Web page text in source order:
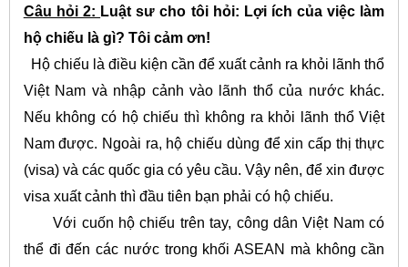
Câu hỏi 2: Luật sư cho tôi hỏi: Lợi ích của việc làm
hộ chiếu là gì? Tôi cảm ơn!
Hộ chiếu là điều kiện cần để xuất cảnh ra khỏi lãnh thổ
Việt Nam và nhập cảnh vào lãnh thổ của nước khác.
Nếu không có hộ chiếu thì không ra khỏi lãnh thổ Việt
Nam được. Ngoài ra, hộ chiếu dùng để xin cấp thị thực
(visa) và các quốc gia có yêu cầu. Vậy nên, để xin được
visa xuất cảnh thì đầu tiên bạn phải có hộ chiếu.
Với cuốn hộ chiếu trên tay, công dân Việt Nam có
thể đi đến các nước trong khối ASEAN mà không cần